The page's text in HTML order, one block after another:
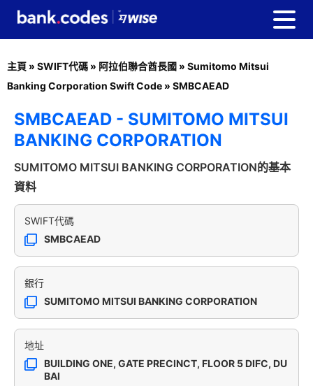
主頁 » SWIFT代碼 » 阿拉伯聯合酋長國 » Sumitomo Mitsui
Banking Corporation Swift Code » SMBCAEAD
SMBCAEAD - SUMITOMO MITSUI
BANKING CORPORATION
SUMITOMO MITSUI BANKING CORPORATION的基本
資料
SWIFT代碼
SMBCAEAD
銀行
SUMITOMO MITSUI BANKING CORPORATION
地址
BUILDING ONE, GATE PRECINCT, FLOOR 5 DIFC, DU
BAI